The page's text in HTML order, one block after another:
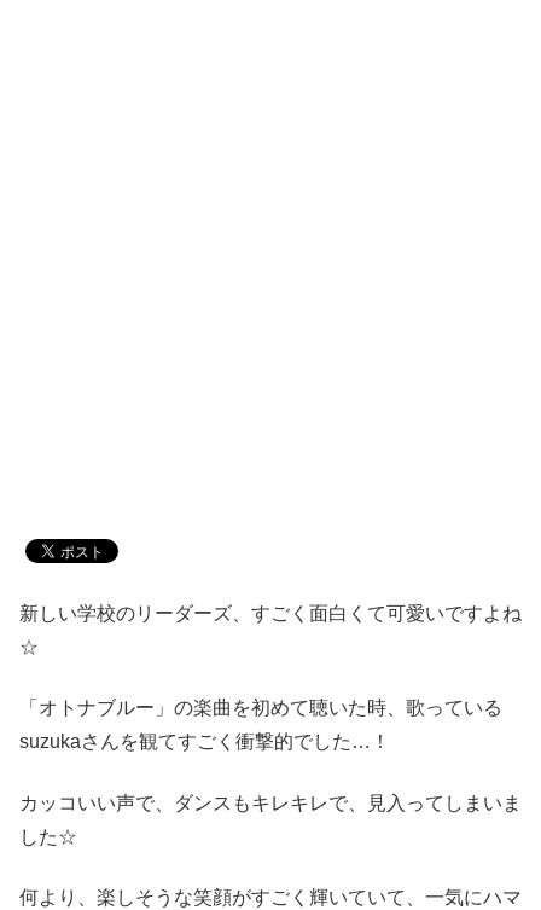
新しい学校のリーダーズ、すごく面白くて可愛いですよね
☆
「オトナブルー」の楽曲を初めて聴いた時、歌っている
suzukaさんを観てすごく衝撃的でした…！
カッコいい声で、ダンスもキレキレで、見入ってしまいま
した☆
何より、楽しそうな笑顔がすごく輝いていて、一気にハマ